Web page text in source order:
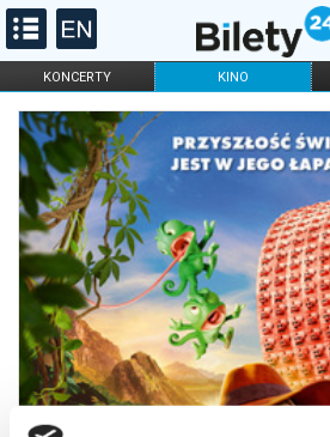
KONCERTY KINO
FILHARMONIA OPERA I BALET
DLA DZIECI
ONLINE